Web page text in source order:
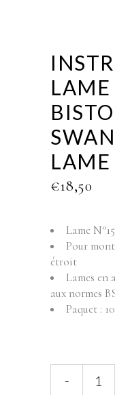
LAME
LAME
€18,50
Lame
Pour
étroit
Lames en
aux normes
Paquet :
-